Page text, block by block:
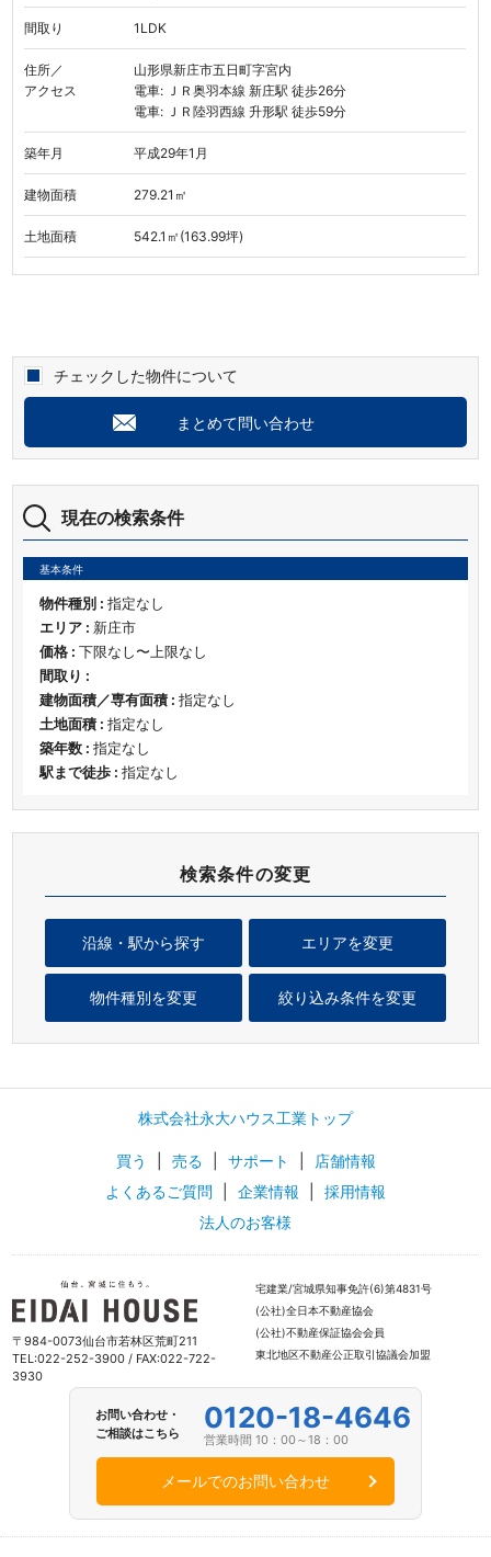
検索条件の変更
エリアを変更
沿線・駅から探す
物件種別を変更 絞り込み条件を変更
現在の検索条件
基本条件
物件種別 : 指定なし
エリア : 新庄市
価格 : 下限なし〜上限なし
間取り :
建物面積／専有面積 : 指定なし
土地面積 : 指定なし
築年数 : 指定なし
駅まで徒歩 : 指定なし
間取り 1LDK
住所／
アクセス
山形県新庄市五日町字宮内
電車: ＪＲ奥羽本線 新庄駅 徒歩26分
電車: ＪＲ陸羽西線 升形駅 徒歩59分
築年月 平成29年1月
建物面積 279.21㎡
土地面積 542.1㎡(163.99坪)
チェックした物件について
まとめて問い合わせ
株式会社永大ハウス工業トップ
買う 売る サポート
店舗情報
よくあるご質問
企業情報
採用情報
法人のお客様
〒984-0073仙台市若林区荒町211
TEL:022-252-3900 / FAX:022-722-
3930
宅建業/宮城県知事免許(6)第4831号
(公社)全日本不動産協会
(公社)不動産保証協会会員
東北地区不動産公正取引協議会加盟
お問い合わせ・
ご相談はこちら
0120-18-4646
営業時間 10：00～18：00
メールでのお問い合わせ